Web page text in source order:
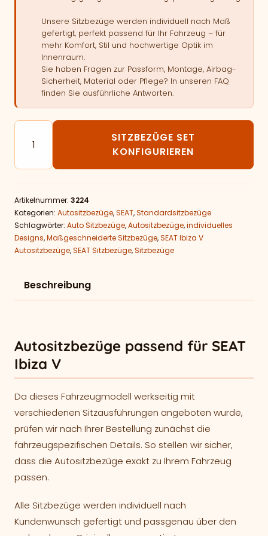
Unsere Sitzbezüge werden individuell nach Maß
gefertigt, perfekt passend für Ihr Fahrzeug – für
mehr Komfort, Stil und hochwertige Optik im
Innenraum.
Sie haben Fragen zur Passform, Montage, Airbag-
Sicherheit, Material oder Pflege? In unseren FAQ
finden Sie ausführliche Antworten.
Autositzbezüge passend für SEAT Ibiza V Menge
SITZBEZÜGE SET
KONFIGURIEREN
Artikelnummer: 3224
Kategorien: Autositzbezüge,SEAT,Standardsitzbezüge
Schlagwörter: Auto Sitzbezüge,Autositzbezüge,individuelles
Designs,Maßgeschneiderte Sitzbezüge,SEAT Ibiza V
Autositzbezüge,SEAT Sitzbezüge,Sitzbezüge
Beschreibung
Autositzbezüge passend für SEAT
Ibiza V
Da dieses Fahrzeugmodell werkseitig mit
verschiedenen Sitzausführungen angeboten wurde,
prüfen wir nach Ihrer Bestellung zunächst die
fahrzeugspezifischen Details. So stellen wir sicher,
dass die Autositzbezüge exakt zu Ihrem Fahrzeug
passen.
Alle Sitzbezüge werden individuell nach
Kundenwunsch gefertigt und passgenau über den